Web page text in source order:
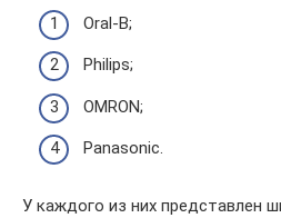
Oral-B;
Philips;
OMRON;
Panasonic.
У каждого из них представлен